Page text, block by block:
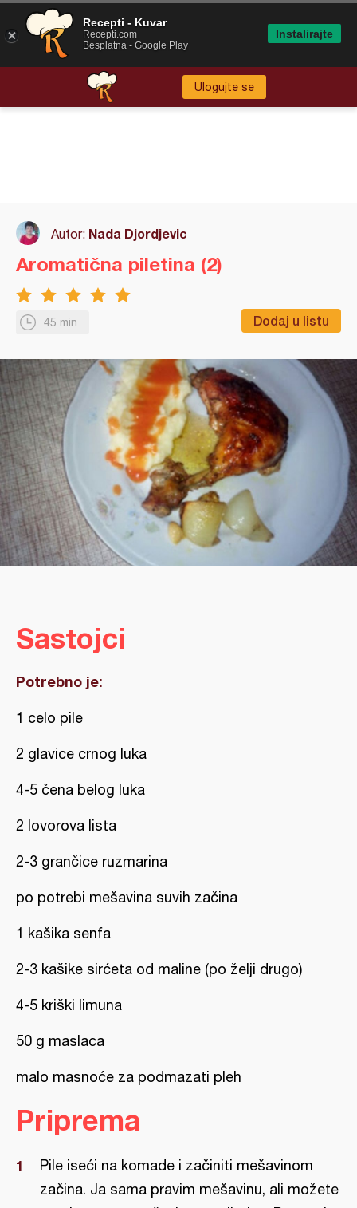
Ulogujte se
Autor: Nada Djordjevic
45 min Dodaj u listu
Aromatična piletina (2)
Sastojci
Potrebno je:
1 celo pile
2 glavice crnog luka
4-5 čena belog luka
2 lovorova lista
2-3 grančice ruzmarina
po potrebi mešavina suvih začina
1 kašika senfa
2-3 kašike sirćeta od maline (po želji drugo)
4-5 kriški limuna
50 g maslaca
malo masnoće za podmazati pleh
Priprema
Pile iseći na komade i začiniti mešavinom
začina. Ja sama pravim mešavinu, ali možete
Recepti - Kuvar
Recepti.com
Besplatna - Google Play
Instalirajte